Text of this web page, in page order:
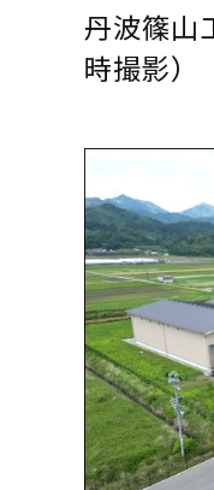
丹波篠山
時撮影）